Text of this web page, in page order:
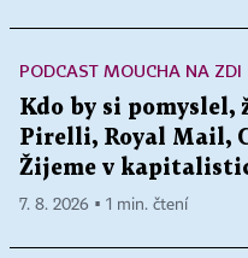
PODCAST MOUCHA NA ZDI
Kdo by si pomyslel,
Pirelli, Royal Mail,
Žijeme v
7. 8. 2026 ▪ 1 min. čtení